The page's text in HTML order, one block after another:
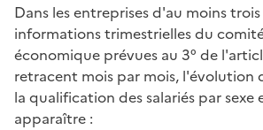
Dans les entreprises d'au moins
informations trimestrielles du
économique prévues au 3° de
retracent mois par mois, l'évolution
la qualification des salariés par sexe
apparaître :